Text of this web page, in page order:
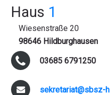
Haus 1
Wiesenstraße 20
98646 Hildburghausen
03685 6791250
sekretariat@sbsz-